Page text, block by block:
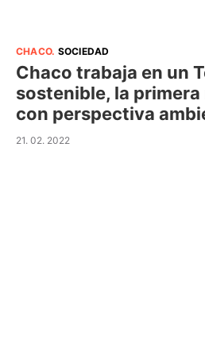
CHACO. SOCIEDAD
Chaco trabaja en un
sostenible, la
con perspectiva
21. 02. 2022